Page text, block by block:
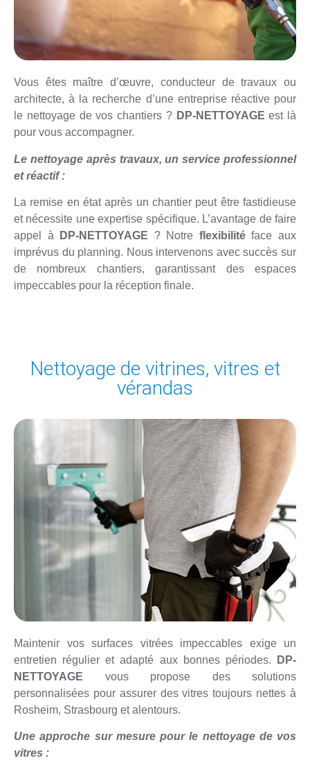
Vous êtes maître d’œuvre, conducteur de travaux ou
architecte, à la recherche d’une entreprise réactive pour
le nettoyage de vos chantiers ? DP-NETTOYAGE est là
pour vous accompagner.
Le nettoyage après travaux, un service professionnel
et réactif :
La remise en état après un chantier peut être fastidieuse
et nécessite une expertise spécifique. L’avantage de faire
appel à
DP-NETTOYAGE ? Notre flexibilitéface aux
imprévus du planning. Nous intervenons avec succès sur
de nombreux chantiers, garantissant des espaces
impeccables pour la réception finale.
Nettoyage de vitrines, vitres et
vérandas
Maintenir vos surfaces vitrées impeccables exige un
entretien régulier et adapté aux bonnes périodes.
DP-
NETTOYAGE vous propose des solutions
personnalisées pour assurer des vitres toujours nettes à
Rosheim, Strasbourg et alentours.
Une approche sur mesure pour le nettoyage de vos
vitres :